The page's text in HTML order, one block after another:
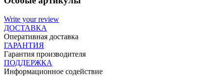
Write your review
ДОСТАВКА
Оперативная доставка
ГАРАНТИЯ
Гарантия производителя
ПОДДЕРЖКА
Информационное содействие